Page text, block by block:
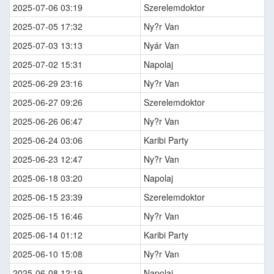
2025-07-06 03:19
Szerelemdoktor
2025-07-05 17:32
Ny?r Van
2025-07-03 13:13
Nyár Van
2025-07-02 15:31
Napolaj
2025-06-29 23:16
Ny?r Van
2025-06-27 09:26
Szerelemdoktor
2025-06-26 06:47
Ny?r Van
2025-06-24 03:06
Karibi Party
2025-06-23 12:47
Ny?r Van
2025-06-18 03:20
Napolaj
2025-06-15 23:39
Szerelemdoktor
2025-06-15 16:46
Ny?r Van
2025-06-14 01:12
Karibi Party
2025-06-10 15:08
Ny?r Van